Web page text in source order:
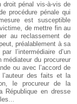
droit pénal vis-à-vis de
procédure pénale qui
est susceptible
de mettre fin au
au reclassement de
préalablement à sa
l’intermédiaire d’un
médiateur du procureur
ou avec l’accord de
des faits et la
le procureur de la
République en dresse